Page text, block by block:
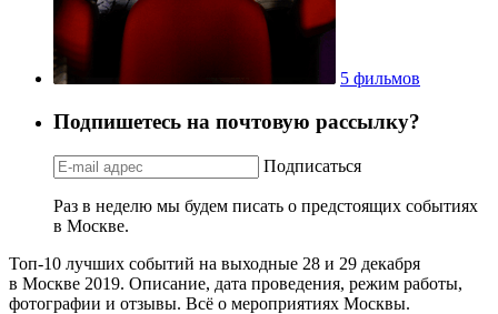
5 фильмов
Подпишетесь на почтовую рассылку?
Подписаться
Раз в неделю мы будем писать о предстоящих событиях
в Москве.
Топ-10 лучших событий на выходные 28 и 29 декабря
в Москве 2019. Описание, дата проведения, режим работы,
фотографии и отзывы. Всё о мероприятиях Москвы.